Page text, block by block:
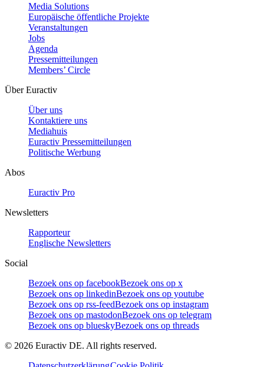
Media Solutions
Europäische öffentliche Projekte
Veranstaltungen
Jobs
Agenda
Pressemitteilungen
Members’ Circle
Über Euractiv
Über uns
Kontaktiere uns
Mediahuis
Euractiv Pressemitteilungen
Politische Werbung
Abos
Euractiv Pro
Newsletters
Rapporteur
Englische Newsletters
Social
Bezoek ons op facebookBezoek ons op x
Bezoek ons op linkedinBezoek ons op youtube
Bezoek ons op rss-feedBezoek ons op instagram
Bezoek ons op mastodonBezoek ons op telegram
Bezoek ons op blueskyBezoek ons op threads
© 2026 Euractiv DE. All rights reserved.